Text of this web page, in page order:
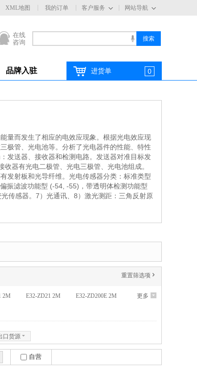
网站导航
客户服务
XML地图 我的订单
在线
咨询
品牌入驻 进货单 0
量而发生了相应的电效应现象。根据光电效应现
极管、光电池等。分析了光电器件的性能、特性
发送器、接收器和检测电路。发送器对准目标发
器有光电二极管、光电三极管、光电池组成。
发射板和光导纤维。光电传感器分类：标准类型
振滤波功能型 (-54, -55)，带透明体检测功能型
传感器。7）光通讯、8）激光测距：三角反射原
重置筛选项 '
更多 6
2M E32-ZD21 2M
E32-ZD200E 2M
口货源 6
自营